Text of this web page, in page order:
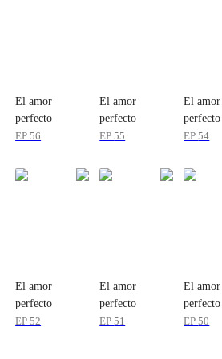
El amor
perfecto
EP56
El amor
perfecto
EP55
El amor
perfecto
EP54
El amor
perfecto
EP52
El amor
perfecto
EP51
El amor
perfecto
EP50